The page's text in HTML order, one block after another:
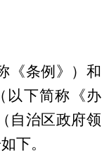
《条例》）和
以下简称《办
自治区政府领
下。